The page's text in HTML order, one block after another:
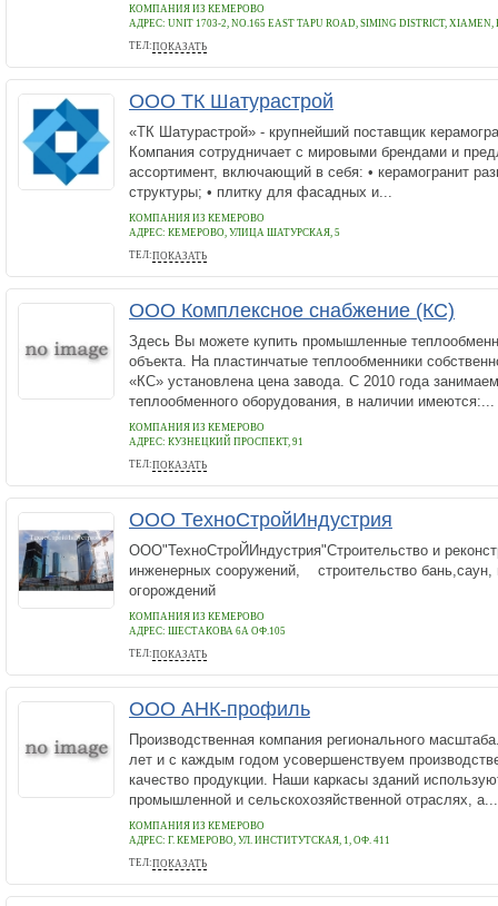
КОМПАНИЯ ИЗ КЕМЕРОВО
АДРЕС: UNIT 1703-2, NO.165 EAST TAPU ROAD, SIMING DISTRICT,
ТЕЛ:ПОКАЗАТЬ
86-592-3757500
ООО ТК Шатурастрой
«ТК Шатурастрой» - крупнейший поставщик
Компания сотрудничает с мировыми брендами и
ассортимент, включающий в себя: • керамогранит
структуры; • плитку для фасадных и...
КОМПАНИЯ ИЗ КЕМЕРОВО
АДРЕС: КЕМЕРОВО, УЛИЦА ШАТУРСКАЯ, 5
ТЕЛ:ПОКАЗАТЬ
+78005502491
ООО Комплексное снабжение (КС)
Здесь Вы можете купить промышленные
объекта. На пластинчатые теплообменники
«КС» установлена цена завода. С 2010 года
теплообменного оборудования, в наличии имеются:...
КОМПАНИЯ ИЗ КЕМЕРОВО
АДРЕС: КУЗНЕЦКИЙ ПРОСПЕКТ, 91
ТЕЛ:ПОКАЗАТЬ
8 (804) 333-71-04
ООО ТехноСтройИндустрия
ООО"ТехноСтроЙИндустрия"Строительство и
инженерных сооружений, строительство бань,саун,
огорождений
КОМПАНИЯ ИЗ КЕМЕРОВО
АДРЕС: ШЕСТАКОВА 6А ОФ.105
ТЕЛ:ПОКАЗАТЬ
8 384 244-80-81
ООО АНК-профиль
Производственная компания регионального
лет и с каждым годом усовершенствуем
качество продукции. Наши каркасы зданий
промышленной и сельскохозяйственной отраслях, а...
КОМПАНИЯ ИЗ КЕМЕРОВО
АДРЕС: Г. КЕМЕРОВО, УЛ. ИНСТИТУТСКАЯ, 1, ОФ. 411
ТЕЛ:ПОКАЗАТЬ
+79132877762